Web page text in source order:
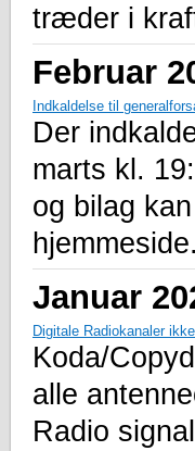
træder i
Februar
Indkaldelse til
Der
marts kl.
og bilag
hjemmeside.
Januar
Digitale Radiokanaler
Koda/
alle
Radio